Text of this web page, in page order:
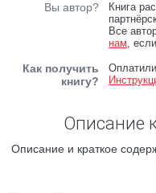
Вы автор?
Книга
Все
нам,
Как получить
книгу?
Описание
Описание и краткое